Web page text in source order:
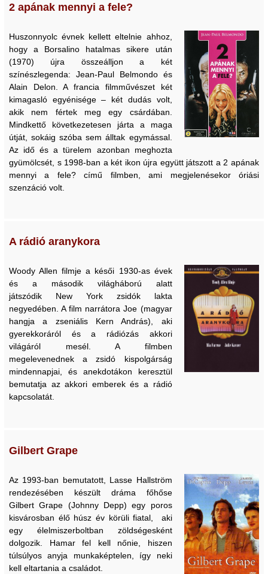
2 apának mennyi a fele?
Huszonnyolc évnek kellett eltelnie ahhoz,
hogy a Borsalino hatalmas sikere után
(1970) újra összeálljon a két
színészlegenda: Jean-Paul Belmondo és
Alain Delon. A francia filmművészet két
kimagasló egyénisége – két dudás volt,
akik nem fértek meg egy csárdában.
Mindkettő következetesen járta a maga
útját, sokáig szóba sem álltak egymással.
Az idő és a türelem azonban meghozta
gyümölcsét, s 1998-ban a két ikon újra együtt játszott a 2 apának
mennyi a fele? című filmben, ami megjelenésekor óriási
szenzáció volt.
A rádió aranykora
Woody Allen filmje a késői 1930-as évek
és a második világháború alatt
játszódik New York zsidók lakta
negyedében. A film narrátora Joe (magyar
hangja a zseniális Kern András), aki
gyerekkoráról és a rádiózás akkori
világáról mesél. A filmben
megelevenednek a zsidó kispolgárság
mindennapjai, és anekdotákon keresztül
bemutatja az akkori emberek és a rádió
kapcsolatát.
Gilbert Grape
Az 1993-ban bemutatott, Lasse Hallström
rendezésében készült dráma főhőse
Gilbert Grape (Johnny Depp) egy poros
kisvárosban élő húsz év körüli fiatal, aki
egy élelmiszerboltban zöldségesként
dolgozik. Hamar fel kell nőnie, hiszen
túlsúlyos anyja munkaképtelen, így neki
kell eltartania a családot.